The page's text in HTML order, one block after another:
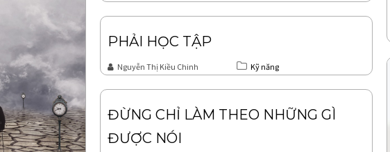
PHẢI HỌC TẬP
Nguyễn Thị Kiều Chinh Kỹ năng
ĐỪNG CHỈ LÀM THEO NHỮNG GÌ
ĐƯỢC NÓI